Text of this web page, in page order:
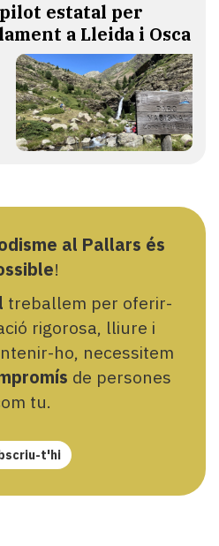
estatal per
a Lleida i Osca
al Pallars és
!
treballem per oferir-
rigorosa, lliure i
ho, necessitem
de persones
tu.
t'hi